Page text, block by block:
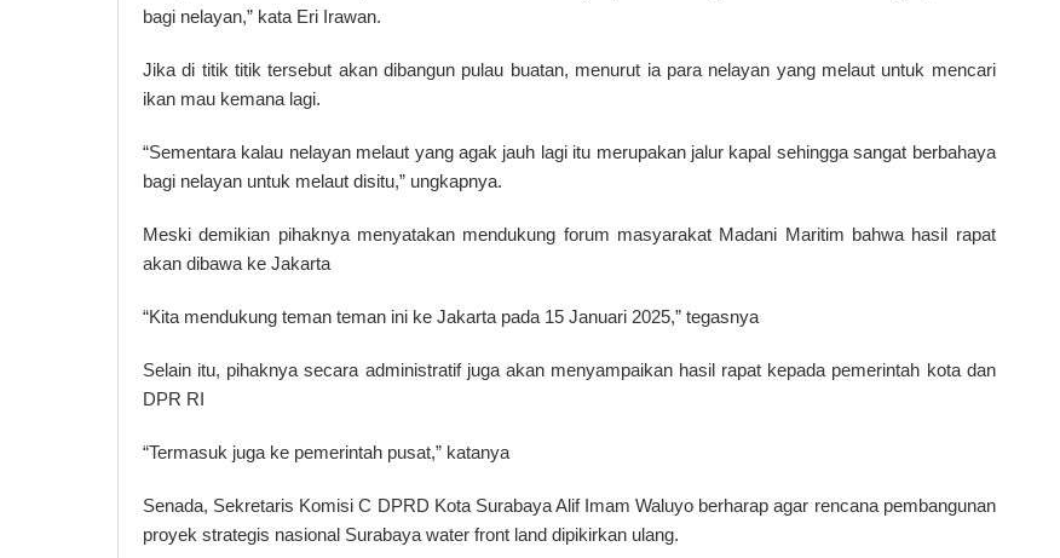
bagi nelayan,” kata Eri Irawan.
Jika di titik titik tersebut akan dibangun pulau buatan, menurut ia para nelayan yang melaut untuk mencari
ikan mau kemana lagi.
“Sementara kalau nelayan melaut yang agak jauh lagi itu merupakan jalur kapal sehingga sangat berbahaya
bagi nelayan untuk melaut disitu,” ungkapnya.
Meski demikian pihaknya menyatakan mendukung forum masyarakat Madani Maritim bahwa hasil rapat
akan dibawa ke Jakarta
“Kita mendukung teman teman ini ke Jakarta pada 15 Januari 2025,” tegasnya
Selain itu, pihaknya secara administratif juga akan menyampaikan hasil rapat kepada pemerintah kota dan
DPR RI
“Termasuk juga ke pemerintah pusat,” katanya
Senada, Sekretaris Komisi C DPRD Kota Surabaya Alif Imam Waluyo berharap agar rencana pembangunan
proyek strategis nasional Surabaya water front land dipikirkan ulang.